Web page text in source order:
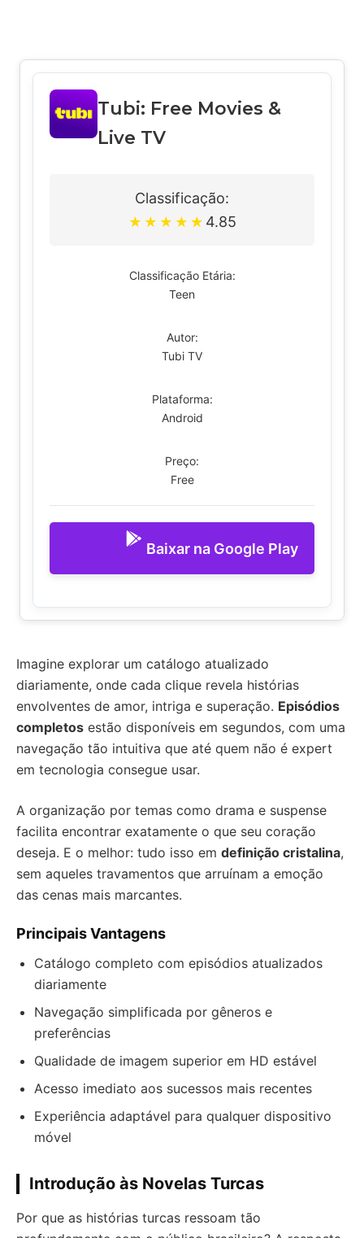
Tubi: Free Movies &
Live TV
Classificação:
★ ★ ★ ★ ★ 4.85
Classificação Etária:
Teen
Autor:
Tubi TV
Plataforma:
Android
Preço:
Free
Baixar na Google Play
Imagine explorar um catálogo atualizado
diariamente, onde cada clique revela histórias
envolventes de amor, intriga e superação. Episódios
completos estão disponíveis em segundos, com uma
navegação tão intuitiva que até quem não é expert
em tecnologia consegue usar.
A organização por temas como drama e suspense
facilita encontrar exatamente o que seu coração
deseja. E o melhor: tudo isso em definição cristalina,
sem aqueles travamentos que arruínam a emoção
das cenas mais marcantes.
Principais Vantagens
Catálogo completo com episódios atualizados
diariamente
Navegação simplificada por gêneros e
preferências
Qualidade de imagem superior em HD estável
Acesso imediato aos sucessos mais recentes
Experiência adaptável para qualquer dispositivo
móvel
Introdução às Novelas Turcas
Por que as histórias turcas ressoam tão